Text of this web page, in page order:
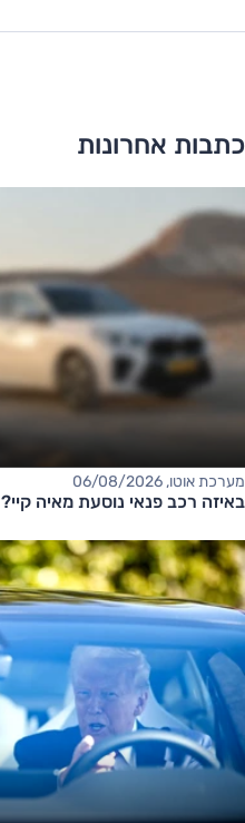
כתבות אחרונות
מערכת אוטו, 06/08/2026
באיזה רכב פנאי נוסעת מאיה קיי?